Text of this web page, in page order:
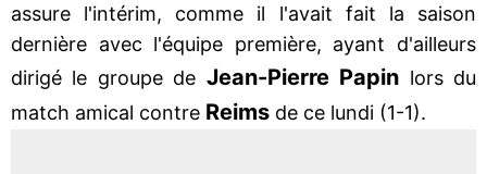
assure l'intérim, comme il l'avait fait la saison
dernière avec l'équipe première, ayant d'ailleurs
dirigé le groupe de Jean-Pierre Papin lors du
match amical contre Reims de ce lundi (1-1).